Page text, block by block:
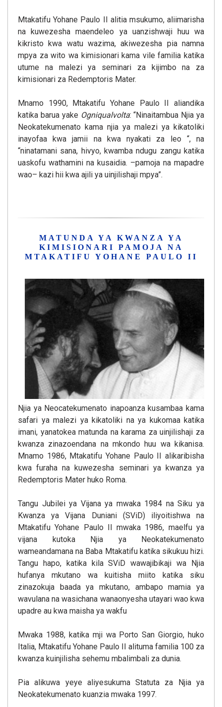
Mtakatifu Yohane Paulo II alitia msukumo, aliimarisha
na kuwezesha maendeleo ya uanzishwaji huu wa
kikristo kwa watu wazima, akiwezesha pia namna
mpya za wito wa kimisionari kama vile familia katika
utume na malezi ya seminari za kijimbo na za
kimisionari za Redemptoris Mater.
Mnamo 1990, Mtakatifu Yohane Paulo II aliandika
katika barua yake Ogniqualvolta: “Ninaitambua Njia ya
Neokatekumenato kama njia ya malezi ya kikatoliki
inayofaa kwa jamii na kwa nyakati za leo “, na
“ninatamani sana, hivyo, kwamba ndugu zangu katika
uaskofu wathamini na kusaidia. –pamoja na mapadre
wao– kazi hii kwa ajili ya uinjilishaji mpya”.
MATUNDA YA KWANZA YA
KIMISIONARI PAMOJA NA
MTAKATIFU YOHANE PAULO II
Njia ya Neocatekumenato inapoanza kusambaa kama
safari ya malezi ya kikatoliki na ya kukomaa katika
imani, yanatokea matunda na karama za uinjilishaji za
kwanza zinazoendana na mkondo huu wa kikanisa.
Mnamo 1986, Mtakatifu Yohane Paulo II alikaribisha
kwa furaha na kuwezesha seminari ya kwanza ya
Redemptoris Mater huko Roma.
Tangu Jubilei ya Vijana ya mwaka 1984 na Siku ya
Kwanza ya Vijana Duniani (SViD) iliyoitishwa na
Mtakatifu Yohane Paulo II mwaka 1986, maelfu ya
vijana kutoka Njia ya Neokatekumenato
wameandamana na Baba Mtakatifu katika sikukuu hizi.
Tangu hapo, katika kila SViD wawajibikaji wa Njia
hufanya mkutano wa kuitisha miito katika siku
zinazokuja baada ya mkutano, ambapo mamia ya
wavulana na wasichana wanaonyesha utayari wao kwa
upadre au kwa maisha ya wakfu
Mwaka 1988, katika mji wa Porto San Giorgio, huko
Italia, Mtakatifu Yohane Paulo II alituma familia 100 za
kwanza kuinjilisha sehemu mbalimbali za dunia.
Pia alikuwa yeye aliyesukuma Statuta za Njia ya
Neokatekumenato kuanzia mwaka 1997.